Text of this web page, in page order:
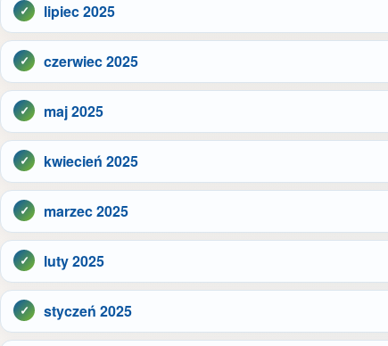
lipiec 2025
czerwiec 2025
maj 2025
kwiecień 2025
marzec 2025
luty 2025
styczeń 2025